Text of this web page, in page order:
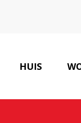
HUIS